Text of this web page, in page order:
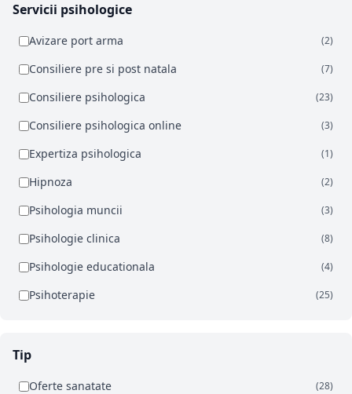
Servicii psihologice
Avizare port arma (2)
Consiliere pre si post natala (7)
Consiliere psihologica (23)
Consiliere psihologica online (3)
Expertiza psihologica (1)
Hipnoza (2)
Psihologia muncii (3)
Psihologie clinica (8)
Psihologie educationala (4)
Psihoterapie (25)
Tip
Oferte sanatate (28)